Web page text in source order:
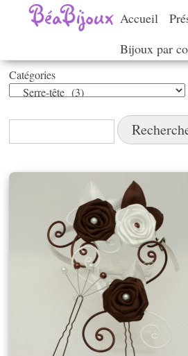
Accueil
Bijoux par
Catégories
Catégories
Rechercher :